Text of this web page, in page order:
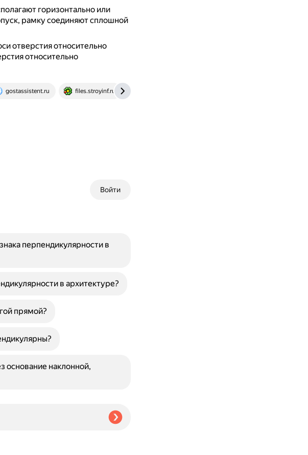
горизонтально или
рамку соединяют сплошной
отверстия относительно
относительно
gostassistent.ru files.stroyinf.ru
Войти
перпендикулярности в
в архитектуре?
прямой?
основание наклонной,